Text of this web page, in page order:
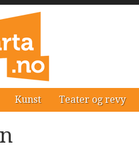
Kunst Teater og revy